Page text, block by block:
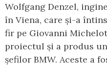
Wolfgang Denzel,
în Viena, care și-a
fir pe Giovanni
proiectul și a produs
șefilor BMW. Aceste a